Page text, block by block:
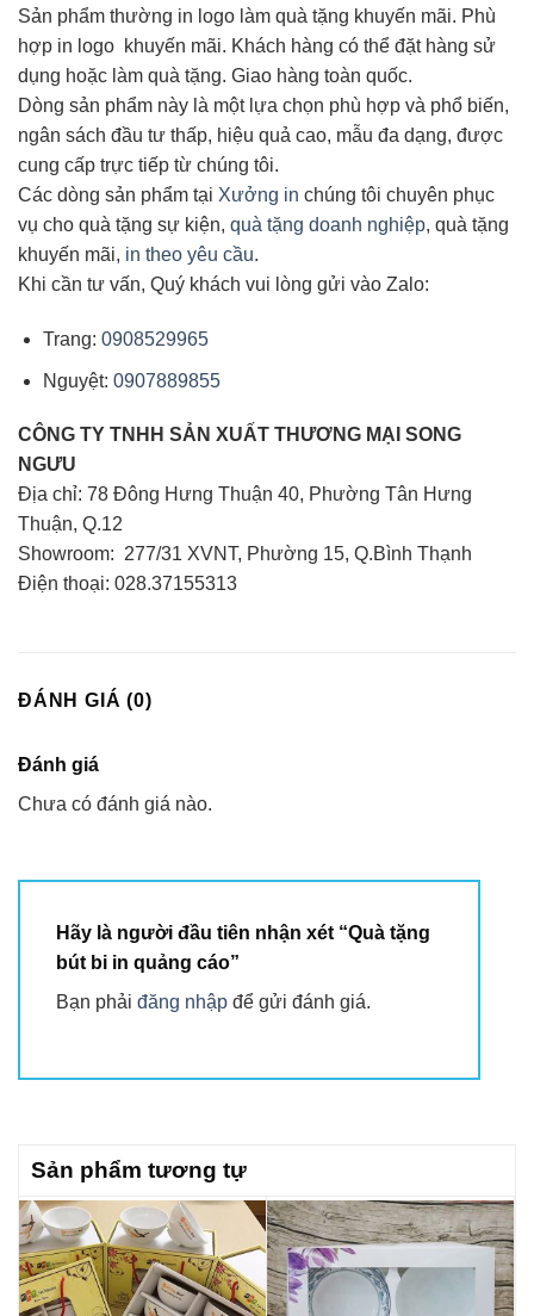
Sản phẩm thường in logo làm quà tặng khuyến mãi. Phù
hợp in logo khuyến mãi. Khách hàng có thể đặt hàng sử
dụng hoặc làm quà tặng. Giao hàng toàn quốc.
Dòng sản phẩm này là một lựa chọn phù hợp và phổ biến,
ngân sách đầu tư thấp, hiệu quả cao, mẫu đa dạng, được
cung cấp trực tiếp từ chúng tôi.
Các dòng sản phẩm tại Xưởng in chúng tôi chuyên phục
vụ cho quà tặng sự kiện, quà tặng doanh nghiệp, quà tặng
khuyến mãi, in theo yêu cầu.
Khi cần tư vấn, Quý khách vui lòng gửi vào Zalo:
Trang: 0908529965
Nguyệt: 0907889855
CÔNG TY TNHH SẢN XUẤT THƯƠNG MẠI SONG
NGƯU
Địa chỉ: 78 Đông Hưng Thuận 40, Phường Tân Hưng
Thuận, Q.12
Showroom: 277/31 XVNT, Phường 15, Q.Bình Thạnh
Điện thoại: 028.37155313
ĐÁNH GIÁ (0)
Đánh giá
Chưa có đánh giá nào.
Hãy là người đầu tiên nhận xét “Quà tặng
bút bi in quảng cáo”
Bạn phải đăng nhập để gửi đánh giá.
Sản phẩm tương tự